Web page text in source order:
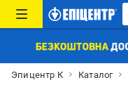
Эпицентр К Каталог